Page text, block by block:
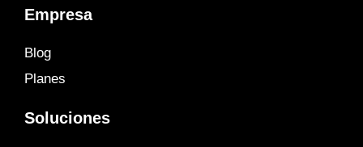
Empresa
Blog
Planes
Soluciones